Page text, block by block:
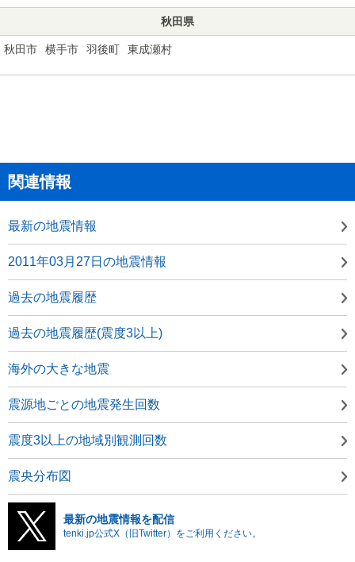
秋田県
秋田市 横手市 羽後町 東成瀬村
関連情報
最新の地震情報
2011年03月27日の地震情報
過去の地震履歴
過去の地震履歴(震度3以上)
海外の大きな地震
震源地ごとの地震発生回数
震度3以上の地域別観測回数
震央分布図
最新の地震情報を配信
tenki.jp公式X（旧Twitter）をご利用ください。